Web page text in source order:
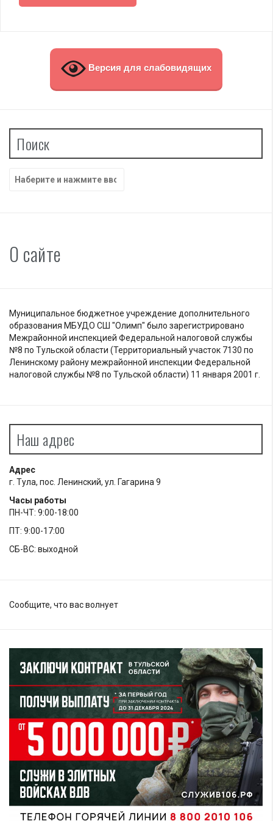
Версия для слабовидящих
Поиск
Найти:
О сайте
Муниципальное бюджетное учреждение дополнительного
образования МБУДО СШ "Олимп" было зарегистрировано
Межрайонной инспекцией Федеральной налоговой службы
№8 по Тульской области (Территориальный участок 7130 по
Ленинскому району межрайонной инспекции Федеральной
налоговой службы №8 по Тульской области) 11 января 2001 г.
Наш адрес
Адрес
г. Тула, пос. Ленинский, ул. Гагарина 9
Часы работы
ПН-ЧТ: 9:00-18:00
ПТ: 9:00-17:00
СБ-ВС: выходной
Сообщите, что вас волнует